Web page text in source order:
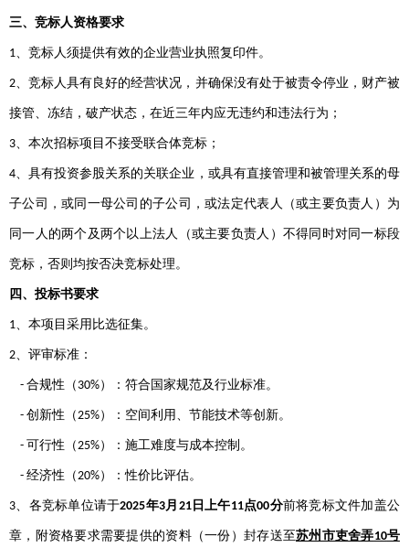
三、竞标人资格要求
1 、竞标人须提供有效的企业营业执照复印件。
2 、竞标人具有良好的经营状况，并确保没有处于被责令停业，财产被
接管、冻结，破产状态，在近三年内应无违约和违法行为；
3 、本次招标项目不接受联合体竞标；
4 、具有投资参股关系的关联企业，或具有直接管理和被管理关系的母
子公司，或同一母公司的子公司，或法定代表人（或主要负责人）为
同一人的两个及两个以上法人（或主要负责人）不得同时对同一标段
竞标，否则均按否决竞标处理。
四、投标书要求
1 、本项目采用比选征集。
2 、评审标准：
- 合规性（ 30%）：符合国家规范及行业标准。
- 创新性（25%）：空间利用、节能技术等创新。
- 可行性（25%）：施工难度与成本控制。
- 经济性（20%）：性价比评估。
3 、各竞标单位请于2025年3 月 21日上午11点00分前将竞标文件加盖公
章，附资格要求需要提供的资料（一份）封存送至苏州市吏舍弄10号